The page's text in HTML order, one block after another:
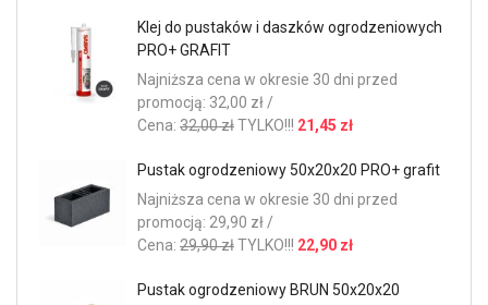
Klej do pustaków i daszków ogrodzeniowych
PRO+ GRAFIT
Najniższa cena w okresie 30 dni przed
promocją: 32,00 zł /
Cena: 32,00 złTYLKO!!! 21,45 zł
Pustak ogrodzeniowy 50x20x20 PRO+ grafit
Najniższa cena w okresie 30 dni przed
promocją: 29,90 zł /
Cena: 29,90 złTYLKO!!! 22,90 zł
Pustak ogrodzeniowy BRUN 50x20x20